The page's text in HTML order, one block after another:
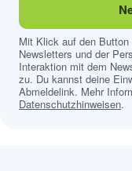
Mit Klick auf den
Newsletters und der
Interaktion mit dem
zu. Du kannst deine
Abmeldelink. Mehr
Datenschutzhinweisen.